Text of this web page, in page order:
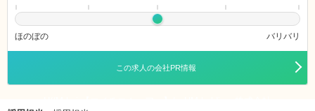
ほのぼの バリバリ
この求人の会社PR情報